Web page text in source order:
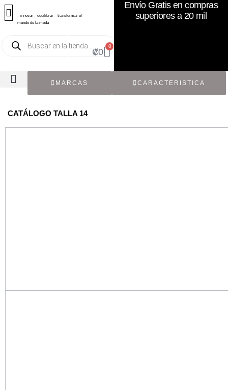
– innovar – equilibrar – transformar el
mundo de la moda
₡0
0
Envío Gratis en compras
superiores a 20 mil
MARCAS CARACTERISTICA
CATÁLOGO TALLA 14